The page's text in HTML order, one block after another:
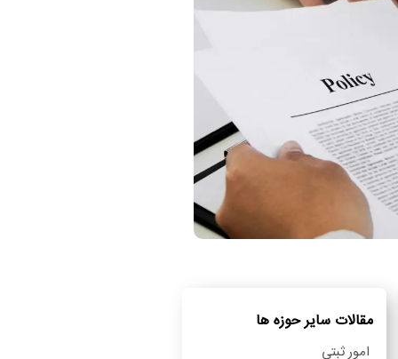
مقالات سایر حوزه ها
امور ثبتی